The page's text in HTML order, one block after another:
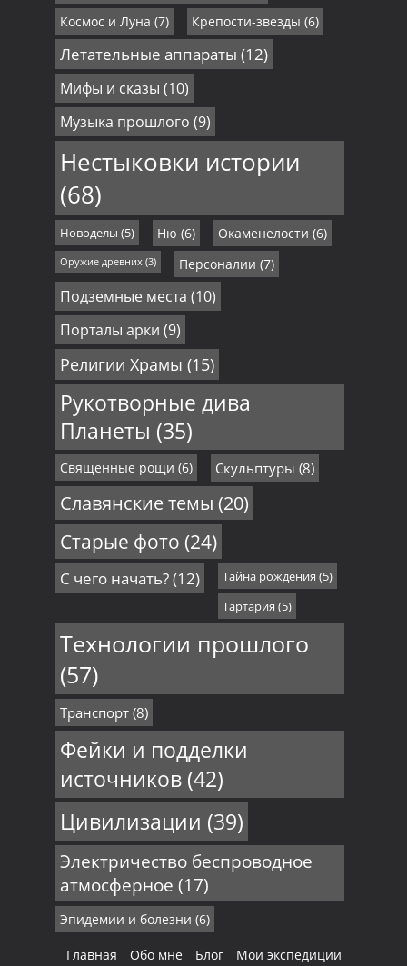
Космос и Луна (7) Крепости-звезды (6)
Летательные аппараты (12)
Мифы и сказы (10)
Музыка прошлого (9)
Нестыковки истории
(68)
Новоделы (5) Ню (6) Окаменелости (6)
Оружие древних (3) Персоналии (7)
Подземные места (10)
Порталы арки (9)
Религии Храмы (15)
Рукотворные дива
Планеты (35)
Священные рощи (6) Скульптуры (8)
Славянские темы (20)
Старые фото (24)
С чего начать?(12) Тайна рождения (5)
Тартария (5)
Технологии прошлого
(57)
Транспорт(8)
Фейки и подделки
источников(42)
Цивилизации (39)
Электричество беспроводное
атмосферное (17)
Эпидемии и болезни (6)
Главная Обо мне Блог Мои экспедиции